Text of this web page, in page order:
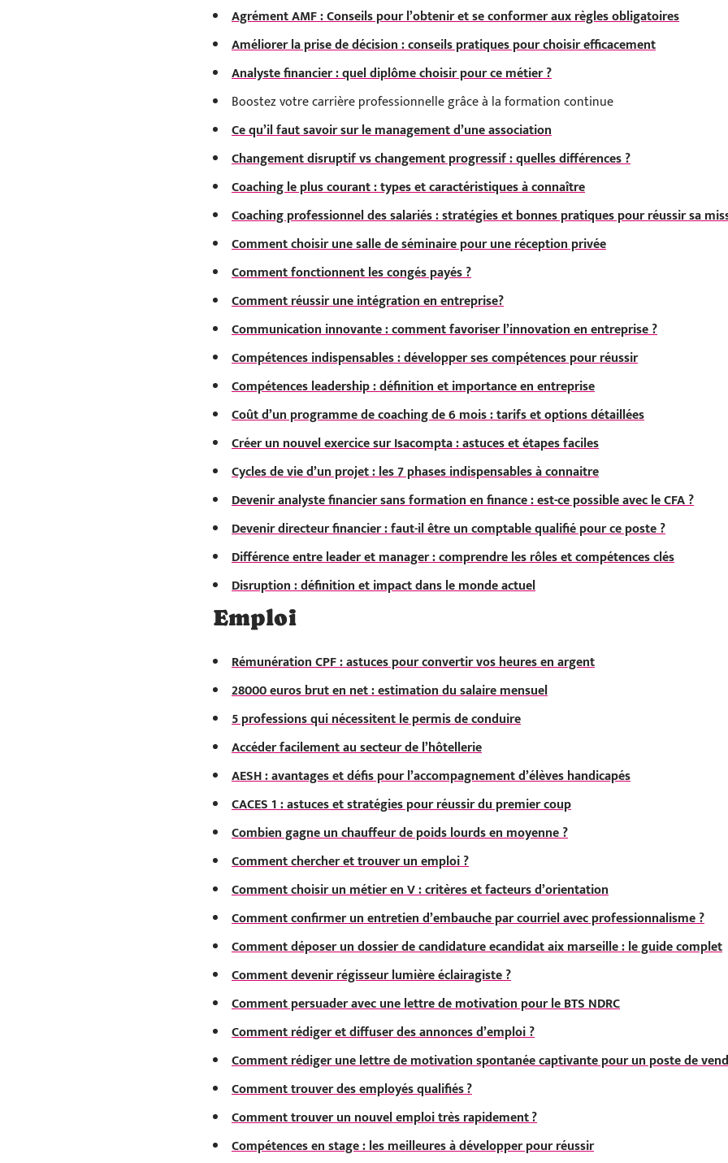
Agrément AMF : Conseils pour l’obtenir et se conformer aux règles obligatoires
Améliorer la prise de décision : conseils pratiques pour choisir efficacement
Analyste financier : quel diplôme choisir pour ce métier ?
Boostez votre carrière professionnelle grâce à la formation continue
Ce qu’il faut savoir sur le management d’une association
Changement disruptif vs changement progressif : quelles différences ?
Coaching le plus courant : types et caractéristiques à connaître
Coaching professionnel des salariés : stratégies et bonnes pratiques pour réussir sa
Comment choisir une salle de séminaire pour une réception privée
Comment fonctionnent les congés payés ?
Comment réussir une intégration en entreprise?
Communication innovante : comment favoriser l’innovation en entreprise ?
Compétences indispensables : développer ses compétences pour réussir
Compétences leadership : définition et importance en entreprise
Coût d’un programme de coaching de 6 mois : tarifs et options détaillées
Créer un nouvel exercice sur Isacompta : astuces et étapes faciles
Cycles de vie d’un projet : les 7 phases indispensables à connaitre
Devenir analyste financier sans formation en finance : est-ce possible avec le CFA ?
Devenir directeur financier : faut-il être un comptable qualifié pour ce poste ?
Différence entre leader et manager : comprendre les rôles et compétences clés
Disruption : définition et impact dans le monde actuel
Emploi
Rémunération CPF : astuces pour convertir vos heures en argent
28000 euros brut en net : estimation du salaire mensuel
5 professions qui nécessitent le permis de conduire
Accéder facilement au secteur de l’hôtellerie
AESH : avantages et défis pour l’accompagnement d’élèves handicapés
CACES 1 : astuces et stratégies pour réussir du premier coup
Combien gagne un chauffeur de poids lourds en moyenne ?
Comment chercher et trouver un emploi ?
Comment choisir un métier en V : critères et facteurs d’orientation
Comment confirmer un entretien d’embauche par courriel avec professionnalisme ?
Comment déposer un dossier de candidature ecandidat aix marseille : le guide complet
Comment devenir régisseur lumière éclairagiste ?
Comment persuader avec une lettre de motivation pour le BTS NDRC
Comment rédiger et diffuser des annonces d’emploi ?
Comment rédiger une lettre de motivation spontanée captivante pour un poste de
Comment trouver des employés qualifiés ?
Comment trouver un nouvel emploi très rapidement ?
Compétences en stage : les meilleures à développer pour réussir